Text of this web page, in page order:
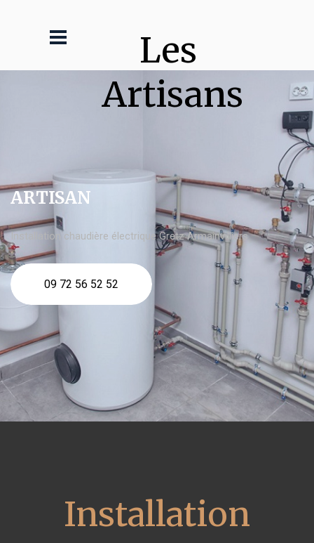
Les
Artisans
ARTISAN
Installation chaudière électrique Gretz Armainvilliers
09 72 56 52 52
Installation